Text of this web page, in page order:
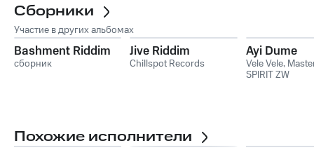
Сборники
Участие в других альбомах
Bashment Riddim
сборник
Jive Riddim
Chillspot Records
Ayi Dume
Vele Vele,
SPIRIT ZW
Похожие исполнители